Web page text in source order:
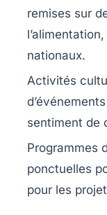
remises sur
nationaux.
Activités
sentiment de
Programmes
ponctuelles
pour les